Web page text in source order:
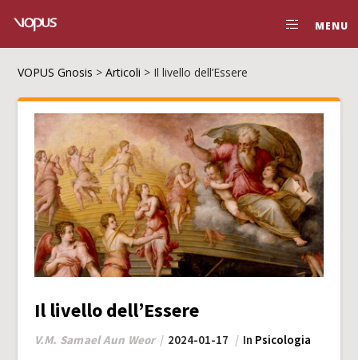
MENU
VOPUS Gnosis >Articoli > Il livello dell’Essere
Il livello dell’Essere
V.M. Samael Aun Weor 2024-01-17 In Psicologia